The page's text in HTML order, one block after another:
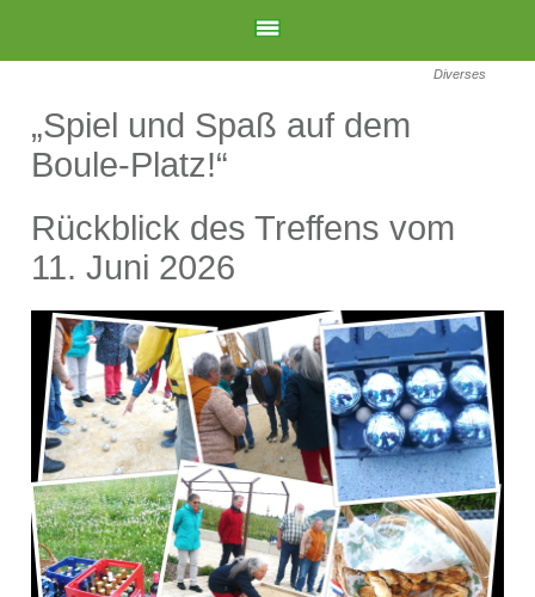
Diverses
„Spiel und Spaß auf dem
Boule-Platz!“
Rückblick des Treffens vom
11. Juni 2026